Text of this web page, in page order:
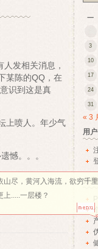
人发相关消息，
某陈的QQ，在
识到这是真
上喷人。年少气
憾。。。
一
3
10
17
24
31
« 3
用
分
山尽，黄河入海流，欲穷千里
上.....一层楼？